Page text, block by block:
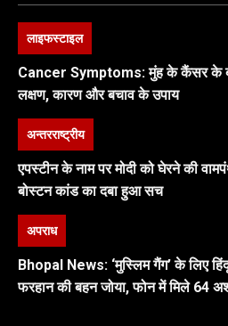
लाइफस्टाइल
Cancer Symptoms: मुंह के कैंसर के
लक्षण, कारण और बचाव के उपाय
अन्तरराष्ट्रीय
एपस्टीन के नाम पर मोदी को घेरने की
बोस्टन कांड का दबा हुआ सच
अपराध
Bhopal News: ‘मुस्लिम गैंग’ के लिए
फरहान की बहन जोया, फोन में मिले 64